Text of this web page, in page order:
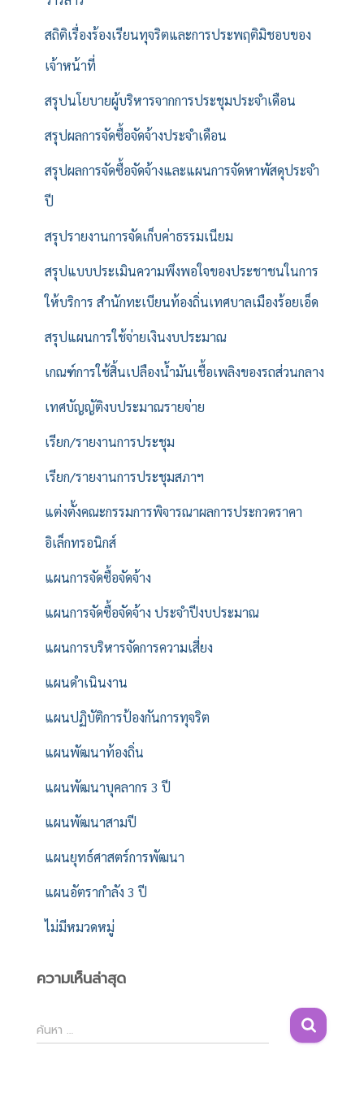
สถิติเรื่องร้องเรียนทุจริตและการประพฤติมิชอบของ
เจ้าหน้าที่
สรุปนโยบายผู้บริหารจากการประชุมประจำเดือน
สรุปผลการจัดซื้อจัดจ้างประจำเดือน
สรุปผลการจัดซื้อจัดจ้างและแผนการจัดหาพัสดุประจำ
ปี
สรุปรายงานการจัดเก็บค่าธรรมเนียม
สรุปแบบประเมินความพึงพอใจของประชาชนในการ
ให้บริการ สำนักทะเบียนท้องถิ่นเทศบาลเมืองร้อยเอ็ด
สรุปแผนการใช้จ่ายเงินงบประมาณ
เกณฑ์การใช้สิ้นเปลืองน้ำมันเชื้อเพลิงของรถส่วนกลาง
เทศบัญญัติงบประมาณรายจ่าย
เรียก/รายงานการประชุม
เรียก/รายงานการประชุมสภาฯ
แต่งตั้งคณะกรรมการพิจารณาผลการประกวดราคา
อิเล็กทรอนิกส์
แผนการจัดซื้อจัดจ้าง
แผนการจัดซื้อจัดจ้าง ประจำปีงบประมาณ
แผนการบริหารจัดการความเสี่ยง
แผนดำเนินงาน
แผนปฏิบัติการป้องกันการทุจริต
แผนพัฒนาท้องถิ่น
แผนพัฒนาบุคลากร 3 ปี
แผนพัฒนาสามปี
แผนยุทธ์ศาสตร์การพัฒนา
แผนอัตรากำลัง 3 ปี
ไม่มีหมวดหมู่
ความเห็นล่าสุด
ค้
น
ค้นหา …